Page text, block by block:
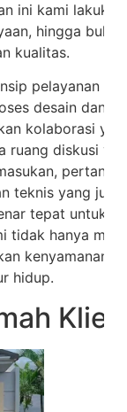
ini kami
hingga
kualitas.
pelayanan
desain dan
kolaborasi
ruang diskusi
teknis yang
tepat untuk
tidak hanya
kenyamanan,
hidup.